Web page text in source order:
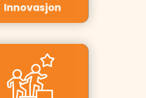
Innovasjon
Telenor,
Equinor,
PwC, Aker